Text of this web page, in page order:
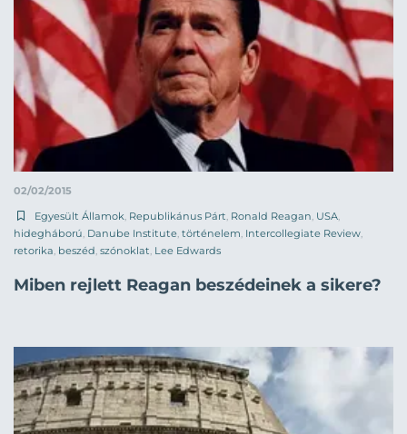
02/02/2015
Egyesült Államok, Republikánus Párt, Ronald Reagan, USA,
hidegháború, Danube Institute, történelem, Intercollegiate Review,
retorika, beszéd, szónoklat, Lee Edwards
Miben rejlett Reagan beszédeinek a sikere?